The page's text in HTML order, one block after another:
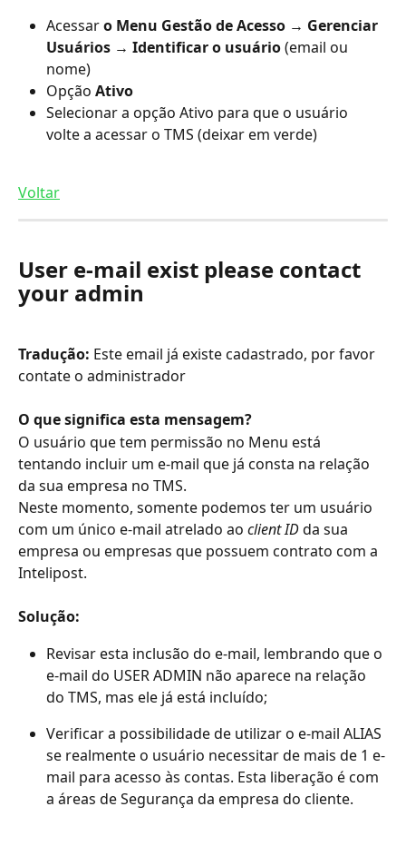
Acessar o Menu Gestão de Acesso → Gerenciar
Usuários → Identificar o usuário (email ou
nome)
Opção Ativo
Selecionar a opção Ativo para que o usuário
volte a acessar o TMS (deixar em verde)
Voltar
User e-mail exist please contact
your admin
Tradução: Este email já existe cadastrado, por favor
contate o administrador
O que significa esta mensagem?
O usuário que tem permissão no Menu está
tentando incluir um e-mail que já consta na relação
da sua empresa no TMS.
Neste momento, somente podemos ter um usuário
com um único e-mail atrelado ao client ID da sua
empresa ou empresas que possuem contrato com a
Intelipost.
Solução:
Revisar esta inclusão do e-mail, lembrando que o
e-mail do USER ADMIN não aparece na relação
do TMS, mas ele já está incluído;
Verificar a possibilidade de utilizar o e-mail ALIAS
se realmente o usuário necessitar de mais de 1 e-
mail para acesso às contas. Esta liberação é com
a áreas de Segurança da empresa do cliente.